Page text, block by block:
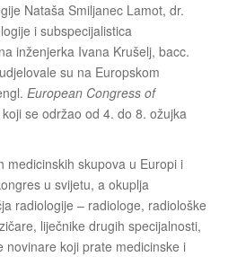
Nataša Smiljanec Lamot, dr.
i subspecijalistica
inženjerka Ivana Krušelj, bacc.
su na Europskom
European Congress of
se održao od 4. do 8. ožujka
medicinskih skupova u Europi i
u svijetu, a okuplja
radiologije – radiologe, radiološke
liječnike drugih specijalnosti,
novinare koji prate medicinske i